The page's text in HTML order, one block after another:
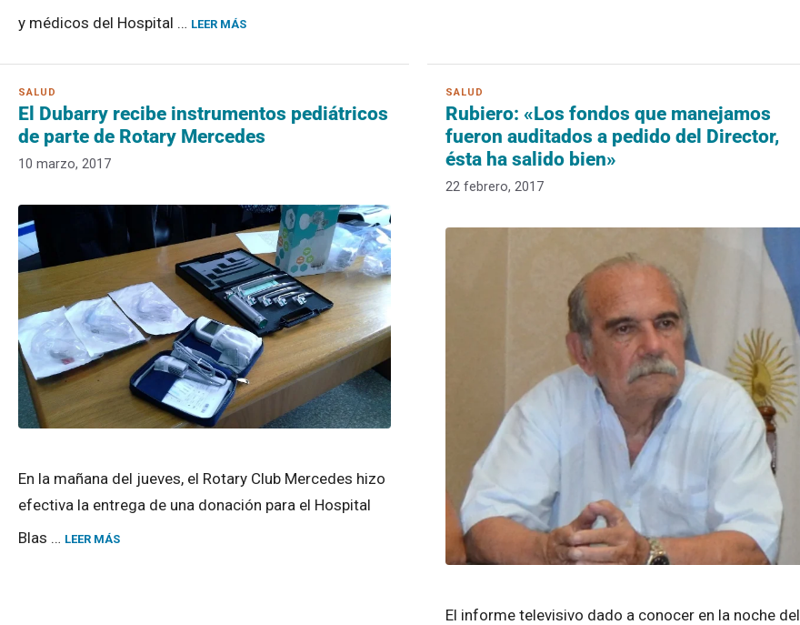
y médicos del Hospital … LEER MÁS
El Dubarry recibe instrumentos pediátricos
de parte de Rotary Mercedes
10 marzo, 2017
En la mañana del jueves, el Rotary Club Mercedes hizo
efectiva la entrega de una donación para el Hospital
Blas … LEER MÁS
Rubiero: «Los fondos que manejamos
fueron auditados a pedido del Director,
ésta ha salido bien»
22 febrero, 2017
El informe televisivo dado a conocer en la noche del